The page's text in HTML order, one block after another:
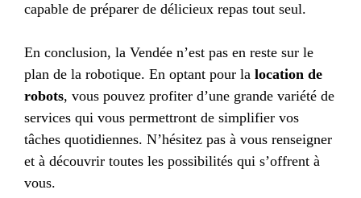
capable de préparer de délicieux repas tout seul.
En conclusion, la Vendée n’est pas en reste sur le
plan de la robotique. En optant pour la location de
robots, vous pouvez profiter d’une grande variété de
services qui vous permettront de simplifier vos
tâches quotidiennes. N’hésitez pas à vous renseigner
et à découvrir toutes les possibilités qui s’offrent à
vous.